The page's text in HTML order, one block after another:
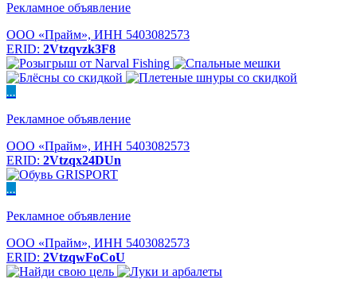
Рекламное объявление
ООО «Прайм», ИНН 5403082573
ERID: 2Vtzqvzk3F8
...
Рекламное объявление
ООО «Прайм», ИНН 5403082573
ERID: 2Vtzqx24DUn
...
Рекламное объявление
ООО «Прайм», ИНН 5403082573
ERID: 2VtzqwFoCoU